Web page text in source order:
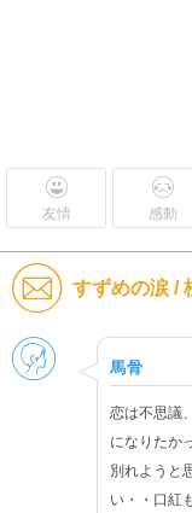
友情 感動
すずめの涙 /
男性
馬骨
恋は不思議
になりたか
別れようと
い・・口紅